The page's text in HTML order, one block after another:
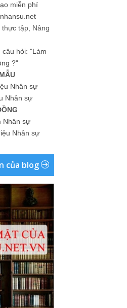
miễn phí
tập, Nâng
hỏi: "Làm
?"
Nhân sự
Nhân sự
Nhân sự
Nhân sự
của blog